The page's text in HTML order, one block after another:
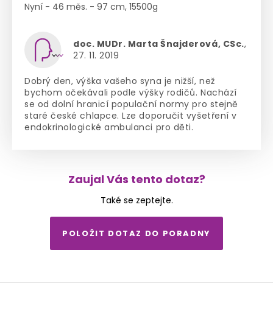
Nyní - 46 měs. - 97 cm, 15500g
doc. MUDr. Marta Šnajderová, CSc.,
27. 11. 2019
Dobrý den, výška vašeho syna je nižší, než
bychom očekávali podle výšky rodičů. Nachází
se od dolní hranicí populační normy pro stejně
staré české chlapce. Lze doporučit vyšetření v
endokrinologické ambulanci pro děti.
Zaujal Vás tento dotaz?
Také se zeptejte.
POLOŽIT DOTAZ DO PORADNY